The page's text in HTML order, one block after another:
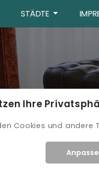
STÄDTE
Ihre
Cookies und andere